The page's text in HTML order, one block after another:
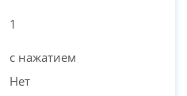
1
с нажатием
Нет